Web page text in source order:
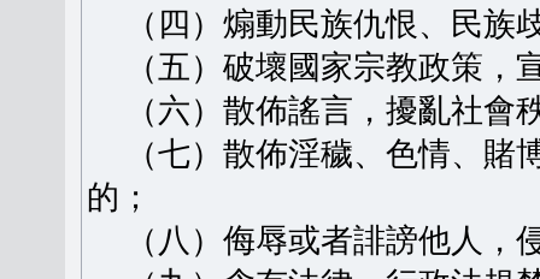
（四）煽動民族仇恨、民族
（五）破壞國家宗教政策，
（六）散佈謠言，擾亂社會
（七）散佈淫穢、色情、賭
的；
（八）侮辱或者誹謗他人，